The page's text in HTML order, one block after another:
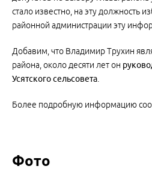
стало известно, на эту должность
районной администрации эту
Добавим, что Владимир Трухин
района, около десяти лет он
Усятского сельсовета
Более подробную информацию
Фото